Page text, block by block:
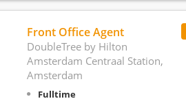
Front Office Agent
DoubleTree by Hilton
Amsterdam Centraal Station,
Amsterdam
Fulltime